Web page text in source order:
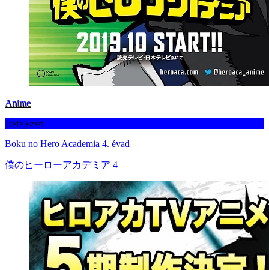
Anime
Befejezett
Boku no Hero Academia 4. évad
僕のヒーローアカデミア 4